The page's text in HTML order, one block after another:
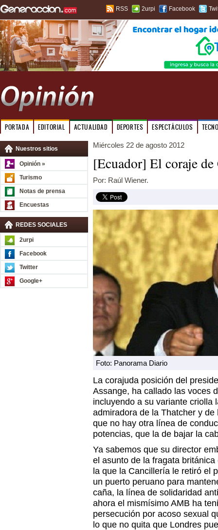
RSS 2urpi Facebook
PORTADA EDITORIAL ACTUALIDAD DEPORTES ESPECTÁCULOS
Nuestros sitios
Opinión »
Turismo
Notas de prensa
Encuestas
REDES SOCIALES
2urpi
Facebook
Twitter
Google+
Miércoles 22 de agosto 2012
[Ecuador] El coraje de
Por: Raúl Wiener.
Foto: Panorama Diario
La corajuda posición del
Assange, ha callado las voces
incluyendo a su variante criolla
admiradora de la Thatcher y
que no hay otra línea de
potencias, que la de bajar la
Ya sabemos que su director
el asunto de la fragata
la que la Cancillería le retiró el
un puerto peruano para
caña, la línea de solidaridad
ahora el mismísimo AMB ha
persecución por acoso sexual
lo que no quita que Londres